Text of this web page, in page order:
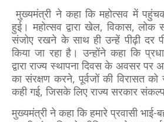
मुख्यमंत्री ने कहा कि महोत्सव में
हुई। महोत्सव द्वारा खेल, विकास,
संजोए रखने के साथ ही उन्हें पीढ़ी दर
किया जा रहा है। उन्होंने कहा कि
द्वारा राज्य स्थापना दिवस के अवसर पर
का संरक्षण करने, पूर्वजों की विरासत
कही गई, जिसके लिए राज्य सरकार
मुख्यमंत्री ने कहा कि हमारे प्रवासी भाई-